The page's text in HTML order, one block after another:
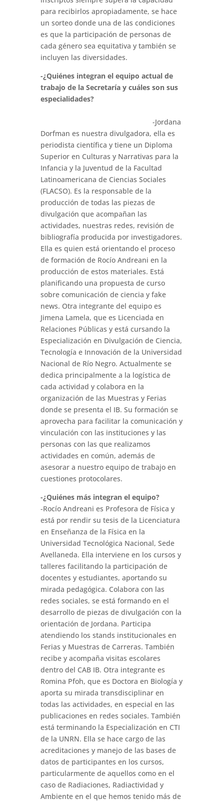
para recibirlos apropiadamente, se hace
un sorteo donde una de las condiciones
es que la participación de personas de
cada género sea equitativa y también se
incluyen las diversidades.
-¿Quiénes integran el equipo actual de
trabajo de la Secretaría y cuáles son sus
especialidades?
-Jordana
Dorfman es nuestra divulgadora, ella es
periodista científica y tiene un Diploma
Superior en Culturas y Narrativas para la
Infancia y la Juventud de la Facultad
Latinoamericana de Ciencias Sociales
(FLACSO). Es la responsable de la
producción de todas las piezas de
divulgación que acompañan las
actividades, nuestras redes, revisión de
bibliografía producida por investigadores.
Ella es quien está orientando el proceso
de formación de Rocío Andreani en la
producción de estos materiales. Está
planificando una propuesta de curso
sobre comunicación de ciencia y fake
news. Otra integrante del equipo es
Jimena Lamela, que es Licenciada en
Relaciones Públicas y está cursando la
Especialización en Divulgación de Ciencia,
Tecnología e Innovación de la Universidad
Nacional de Río Negro. Actualmente se
dedica principalmente a la logística de
cada actividad y colabora en la
organización de las Muestras y Ferias
donde se presenta el IB. Su formación se
aprovecha para facilitar la comunicación y
vinculación con las instituciones y las
personas con las que realizamos
actividades en común, además de
asesorar a nuestro equipo de trabajo en
cuestiones protocolares.
-¿Quiénes más integran el equipo?
-Rocío Andreani es Profesora de Física y
está por rendir su tesis de la Licenciatura
en Enseñanza de la Física en la
Universidad Tecnológica Nacional, Sede
Avellaneda. Ella interviene en los cursos y
talleres facilitando la participación de
docentes y estudiantes, aportando su
mirada pedagógica. Colabora con las
redes sociales, se está formando en el
desarrollo de piezas de divulgación con la
orientación de Jordana. Participa
atendiendo los stands institucionales en
Ferias y Muestras de Carreras. También
recibe y acompaña visitas escolares
dentro del CAB IB. Otra integrante es
Romina Pfoh, que es Doctora en Biología y
aporta su mirada transdisciplinar en
todas las actividades, en especial en las
publicaciones en redes sociales. También
está terminando la Especialización en CTI
de la UNRN. Ella se hace cargo de las
acreditaciones y manejo de las bases de
datos de participantes en los cursos,
particularmente de aquellos como en el
caso de Radiaciones, Radiactividad y
Ambiente en el que hemos tenido más de